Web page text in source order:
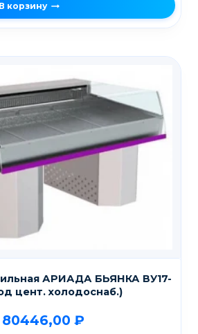
В корзину
АРИАДА БЬЯНКА ВУ17-
цент. холодоснаб.)
80446,00 ₽